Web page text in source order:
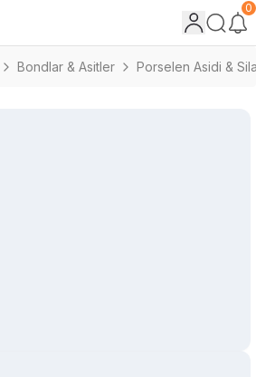
0
Bondlar & Asitler Porselen Asidi &